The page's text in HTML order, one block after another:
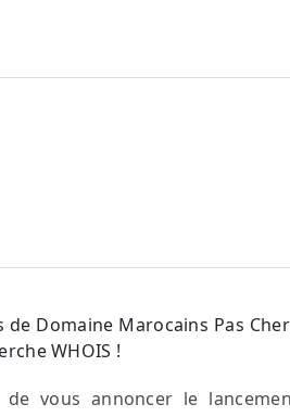
de Domaine Marocains Pas
WHOIS !
de vous annoncer le